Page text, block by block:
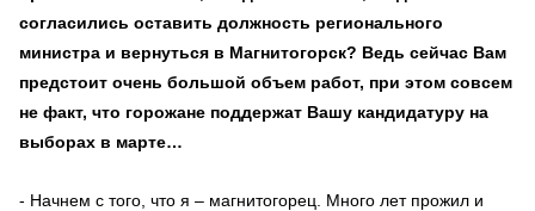
согласились оставить должность регионального
министра и вернуться в Магнитогорск? Ведь сейчас Вам
предстоит очень большой объем работ, при этом совсем
не факт, что горожане поддержат Вашу кандидатуру на
выборах в марте…
- Начнем с того, что я – магнитогорец. Много лет прожил и